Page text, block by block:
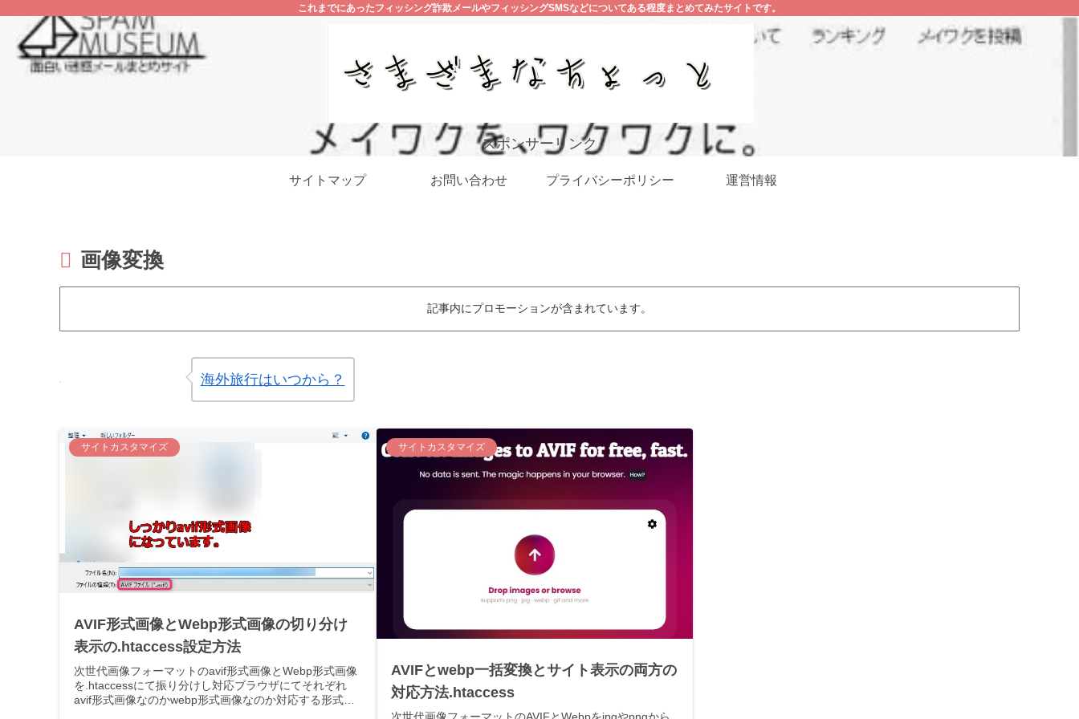
これまでにあったフィッシング詐欺メールやフィッシングSMSなどについてある程度まとめてみたサイトです。
スポンサーリンク
サイトマップ お問い合わせ プライバシーポリシー 運営情報
画像変換
記事内にプロモーションが含まれています。
海外旅行はいつから？
サイトカスタマイズ
AVIF形式画像とWebp形式画像の切り分け
表示の.htaccess設定方法
次世代画像フォーマットのavif形式画像とWebp形式画像
を.htaccessにて振り分けし対応ブラウザにてそれぞれ
avif形式画像なのかwebp形式画像なのか対応する形式の
サイトカスタマイズ
AVIFとwebp一括変換とサイト表示の両方の
対応方法.htaccess